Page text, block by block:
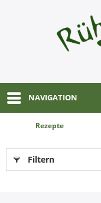
NAVIGATION
Rezepte
Filtern